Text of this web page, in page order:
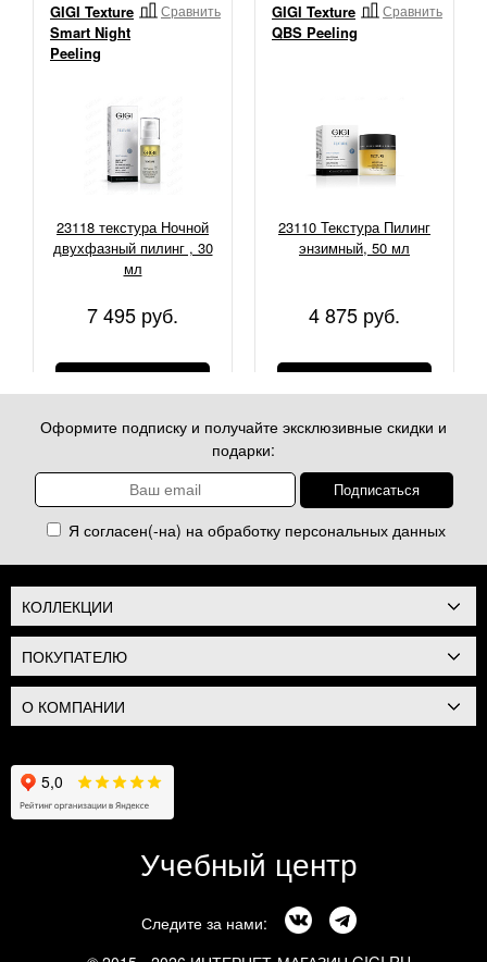
Сравнить
GIGI Texture
Smart Night
Peeling
23118 текстура Ночной
двухфазный пилинг , 30
мл
7 495 руб.
Сравнить
GIGI Texture
QBS Peeling
23110 Текстура Пилинг
энзимный, 50 мл
4 875 руб.
Оформите подписку и получайте эксклюзивные скидки и
подарки:
Я согласен(-на) на обработку персональных данных
КОЛЛЕКЦИИ
ПОКУПАТЕЛЮ
О КОМПАНИИ
Учебный центр
Следите за нами: